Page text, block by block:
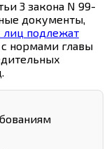
3 закона N 99-
документы,
подлежат
с нормами главы